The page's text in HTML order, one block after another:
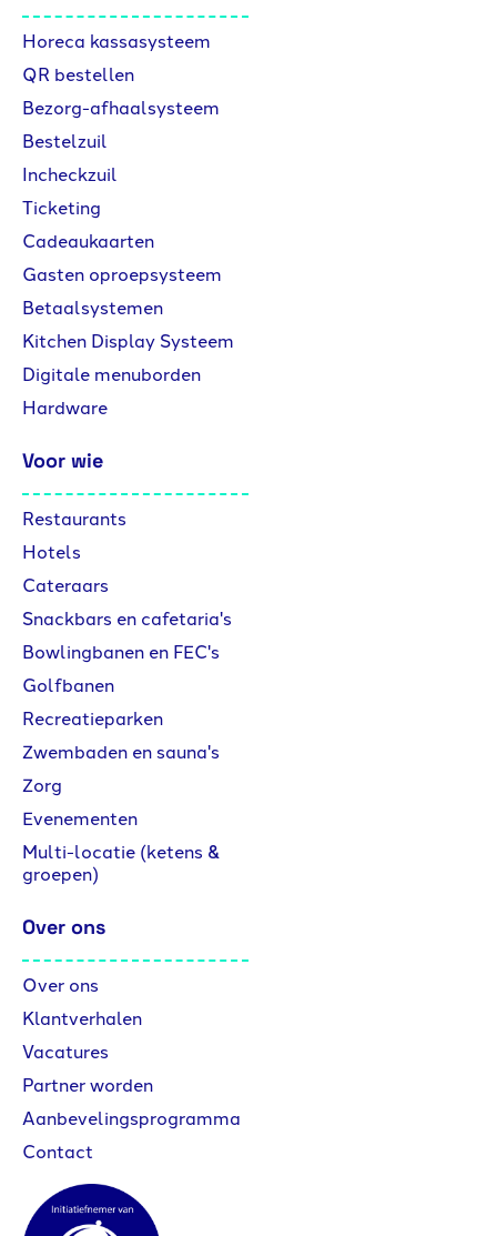
Horeca kassasysteem
QR bestellen
Bezorg-afhaalsysteem
Bestelzuil
Incheckzuil
Ticketing
Cadeaukaarten
Gasten oproepsysteem
Betaalsystemen
Kitchen Display Systeem
Digitale menuborden
Hardware
Voor wie
Restaurants
Hotels
Cateraars
Snackbars en cafetaria's
Bowlingbanen en FEC's
Golfbanen
Recreatieparken
Zwembaden en sauna's
Zorg
Evenementen
Multi-locatie (ketens &
groepen)
Over ons
Over ons
Klantverhalen
Vacatures
Partner worden
Aanbevelingsprogramma
Contact